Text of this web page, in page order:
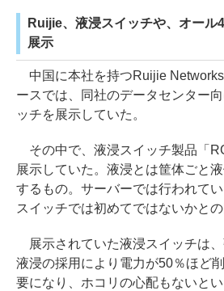
Ruijie、液浸スイッチや、オール
展示
中国に本社を持つRuijie
ースでは、同社のデータセンター
ッチを展示していた。
その中で、液浸スイッチ製品「
展示していた。液浸とは筐体ごと
するもの。サーバーでは行われて
スイッチでは初めてではないかとの
展示されていた液浸スイッチは、
液浸の採用により電力が50％ほど
要になり、ホコリの心配もないとい